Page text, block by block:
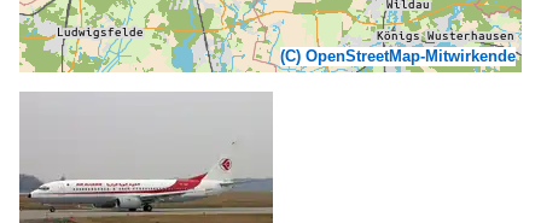
(C) OpenStreetMap-Mitwirkende